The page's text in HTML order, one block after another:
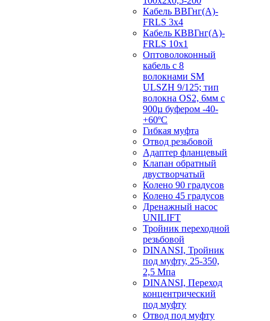
Кабель ВВГнг(А)-
FRLS 3х4
Кабель КВВГнг(А)-
FRLS 10х1
Оптоволоконный
кабель с 8
волокнами SM
ULSZH 9/125; тип
волокна OS2, 6мм с
900µ буфером -40-
+60ºC
Гибкая муфта
Отвод резьбовой
Адаптер фланцевый
Клапан обратный
двустворчатый
Колено 90 градусов
Колено 45 градусов
Дренажный насос
UNILIFT
Тройник переходной
резьбовой
DINANSI, Тройник
под муфту, 25-350,
2,5 Мпа
DINANSI, Переход
концентрический
под муфту
Отвод под муфту